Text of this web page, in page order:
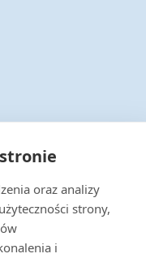
oraz analizy
strony,
i